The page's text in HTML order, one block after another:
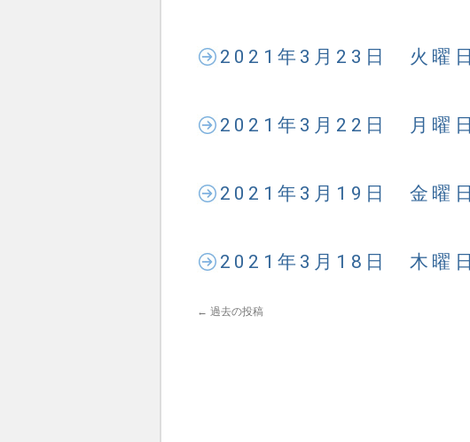
2021年3月23日 火曜日
2021年3月22日 月曜日
2021年3月19日 金曜日
2021年3月18日 木曜日
← 過去の投稿